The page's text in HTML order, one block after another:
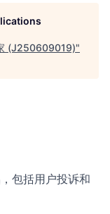
(J250609019)"
包括用户投诉和